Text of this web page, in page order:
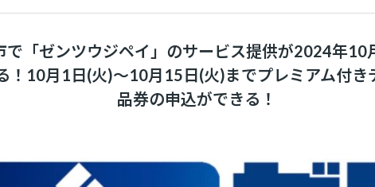
で「ゼンツウジペイ」のサービス提供が2024年10
！10月1日(火)～10月15日(火)までプレミアム付き
品券の申込ができる！